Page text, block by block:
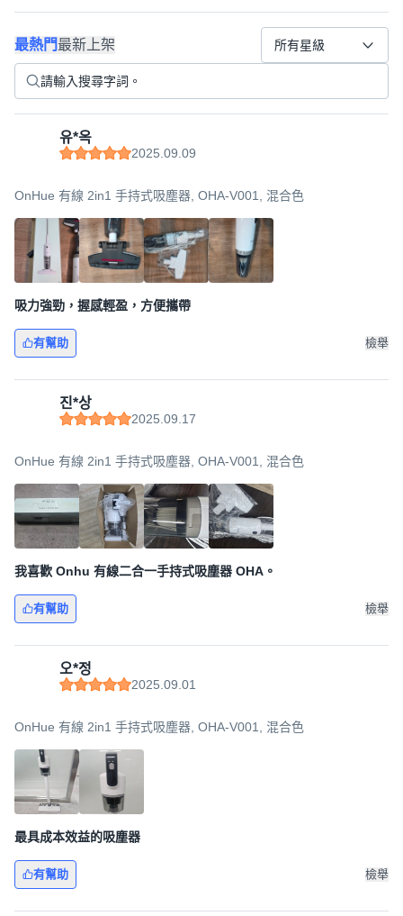
最熱門最新上架 所有星級
유*옥
2025.09.09
OnHue 有線 2in1 手持式吸塵器, OHA-V001, 混合色
吸力強勁，握感輕盈，方便攜帶
有幫助 檢舉
진*상
2025.09.17
OnHue 有線 2in1 手持式吸塵器, OHA-V001, 混合色
我喜歡 Onhu 有線二合一手持式吸塵器 OHA。
有幫助 檢舉
오*정
2025.09.01
OnHue 有線 2in1 手持式吸塵器, OHA-V001, 混合色
最具成本效益的吸塵器
有幫助 檢舉